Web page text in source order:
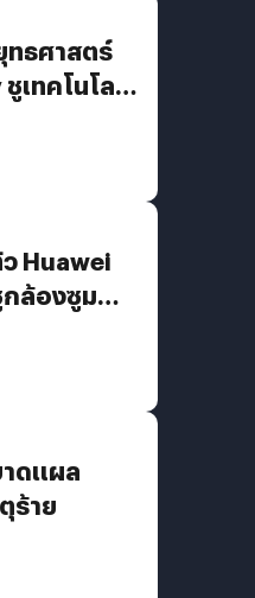
ทธศาสตร์
เทคโนโลยี
Huawei
ล้องซูม
ดแผล
ร้าย